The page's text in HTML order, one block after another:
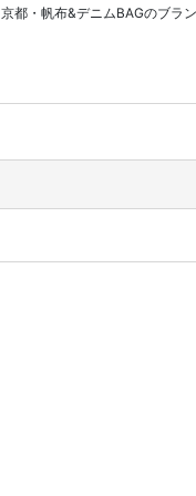
京都・帆布&デニムBAGのブラ